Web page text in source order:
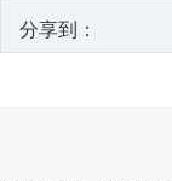
分享到：